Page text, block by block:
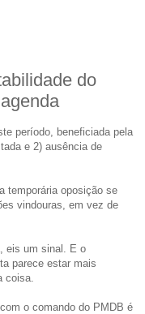
do
período, beneficiada pela
e 2) ausência de
temporária oposição se
vindouras, em vez de
eis um sinal. E o
parece estar mais
coisa.
o comando do PMDB é